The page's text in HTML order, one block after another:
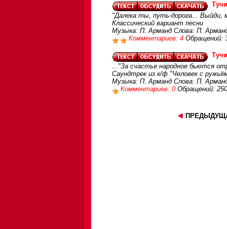
"Далека ты, путь-дорога... Выйди,
Классический вариант песни
Музыка: П. Арманд Слова: П.
Комментариев: 4 Обращений:
..."За счастье народное бьются
Саундтрек из к/ф "Человек с
Музыка: П. Арманд Слова: П.
Комментариев: 0 Обращений: